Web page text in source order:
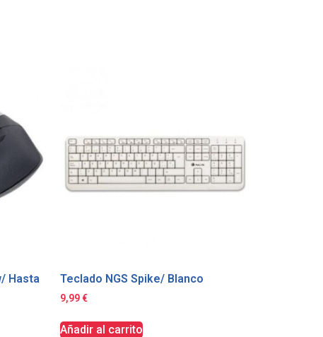
Hasta
Teclado NGS Spike/ Blanco
9,99€
Añadir al carrito